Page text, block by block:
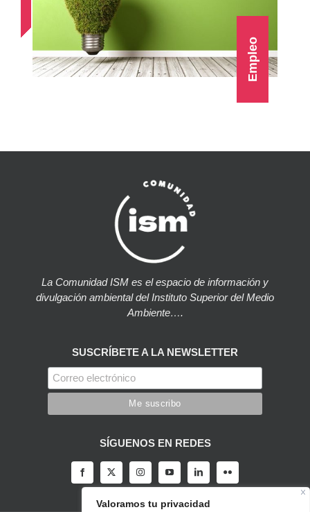
Empleo
La Comunidad ISM es el espacio de información y
divulgación ambiental del Instituto Superior del Medio
Ambiente….
SUSCRÍBETE A LA NEWSLETTER
SÍGUENOS EN REDES